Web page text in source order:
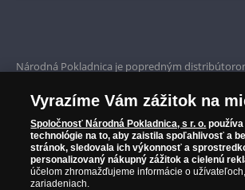
Iba originálne produkty
Národná Pokladnica je popredným
od roku 2010.
Národná Pokladnica je oficiálnym distribútorom
emisií z viac ako 50 krajín, vrátane známych
ako je Britská kráľovská mincovňa, Kráľovská
Parížska mincovňa, Nórska mincovňa, Fínska
Austrálska mincovňa Perth. Spoločnosť svojim
zberateľom garantuje, že všetky produkty sú v
Vyrazíme Vám zážitok na
Spoločnosť Národná Pokladnica, s r. o.
technológie na to, aby zaistila spoľahlivosť a
stránok, sledovala ich výkonnosť a
personalizovaný nákupný zážitok a cielenú
účelom zhromažďujeme informácie o
zariadeniach.